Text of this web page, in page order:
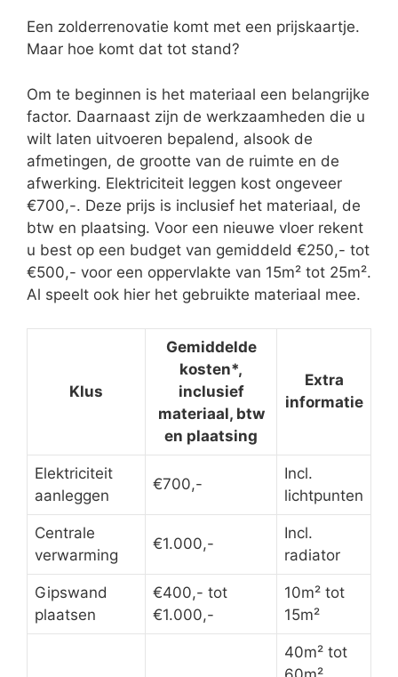
Een zolderrenovatie komt met een prijskaartje.
Maar hoe komt dat tot stand?
Om te beginnen is het materiaal een belangrijke
factor. Daarnaast zijn de werkzaamheden die u
wilt laten uitvoeren bepalend, alsook de
afmetingen, de grootte van de ruimte en de
afwerking. Elektriciteit leggen kost ongeveer
€700,-. Deze prijs is inclusief het materiaal, de
btw en plaatsing. Voor een nieuwe vloer rekent
u best op een budget van gemiddeld €250,- tot
€500,- voor een oppervlakte van 15m² tot 25m².
Al speelt ook hier het gebruikte materiaal mee.
Klus
Gemiddelde
kosten*,
inclusief
materiaal, btw
en plaatsing
Extra
informatie
Elektriciteit
aanleggen
€700,-
Incl.
lichtpunten
Centrale
verwarming
€1.000,-
Incl.
radiator
Gipswand
plaatsen
€400,- tot
€1.000,-
10m² tot
15m²
40m² tot